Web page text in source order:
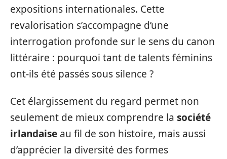
expositions internationales. Cette
revalorisation s’accompagne d’une
interrogation profonde sur le sens du canon
littéraire : pourquoi tant de talents féminins
ont-ils été passés sous silence ?
Cet élargissement du regard permet non
seulement de mieux comprendre la société
irlandaise au fil de son histoire, mais aussi
d’apprécier la diversité des formes